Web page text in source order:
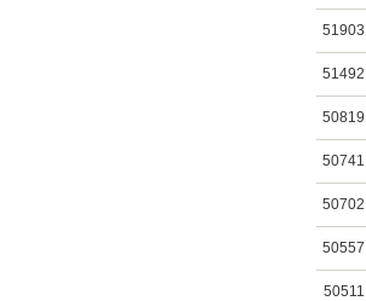
51903
51492
50819
50741
50702
50557
50511